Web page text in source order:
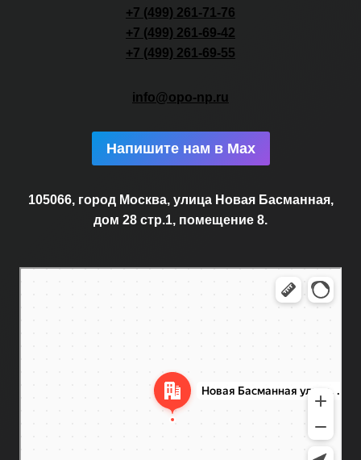
+7 (499) 261-71-76
+7 (499) 261-69-42
+7 (499) 261-69-55
info@opo-np.ru
Напишите нам в Max
105066, город Москва, улица Новая Басманная,
дом 28 стр.1, помещение 8.